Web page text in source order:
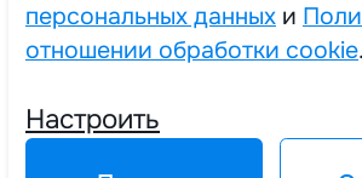
Политика в отношении обработки
персональных данных и
отношении обработки cookie.
Настроить